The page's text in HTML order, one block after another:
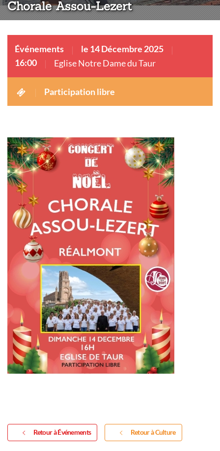
Chorale Assou-Lezert
Événements
le 14 Décembre 2025
16:00
Eglise Notre Dame du Taur
Participation libre
Retour à Événements Retour à Culture